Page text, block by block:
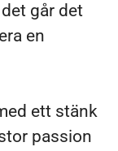
går det
en
ett stänk
passion